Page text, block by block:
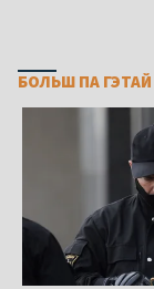
БОЛЬШ ПА